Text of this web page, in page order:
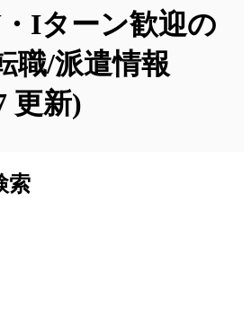
Iターン歓迎の
職/派遣情報
更新)
索